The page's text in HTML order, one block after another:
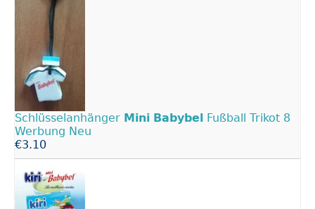
Schlüsselanhänger Mini Babybel Fußball Trikot 8
Werbung Neu
€3.10